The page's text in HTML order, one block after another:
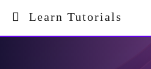
Learn Tutorials